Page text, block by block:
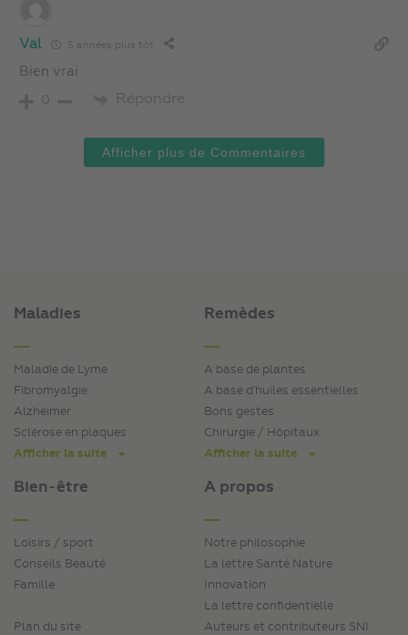
Val 5 années plus tôt
Bien vrai
0 Répondre
Afficher plus de Commentaires
Maladies
Maladie de Lyme
Fibromyalgie
Alzheimer
Sclérose en plaques
Afficher la suite
Bien-être
Loisirs / sport
Conseils Beauté
Famille
Plan du site
Remèdes
A base de plantes
A base d'huiles essentielles
Bons gestes
Chirurgie / Hôpitaux
Afficher la suite
A propos
Notre philosophie
La lettre Santé Nature
Innovation
La lettre confidentielle
Auteurs et contributeurs SNI